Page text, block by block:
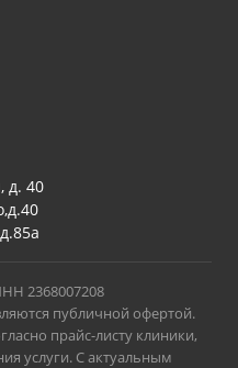
д. 40
2368007208
публичной офертой.
прайс-листу клиники,
услуги. С актуальным